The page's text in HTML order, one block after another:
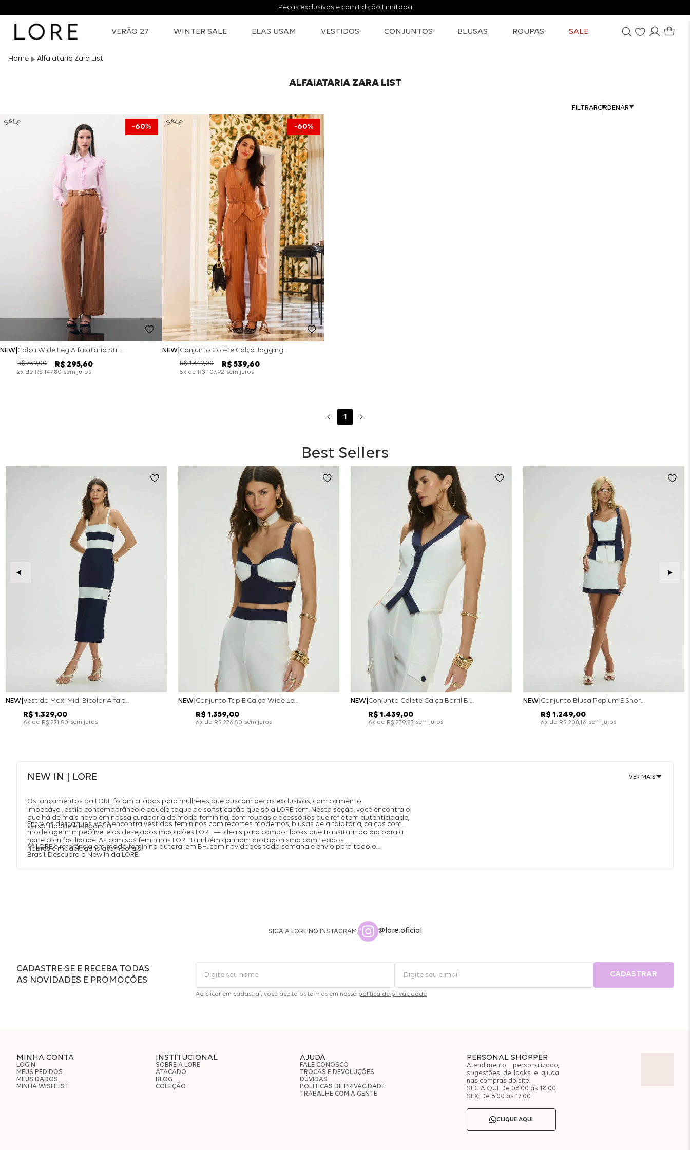
Peças exclusivas e com Edição Limitada
VERÃO 27 WINTER SALE ELAS USAM VESTIDOS CONJUNTOS BLUSAS ROUPAS SALE
Alfaiataria Zara List
ALFAIATARIA ZARA LIST
FILTRAR
60%
NEW Calça Wide Leg Alfaiataria Stripe - Camel
R$ 739,00 R$ 295,60
2x de R$ 147,80 sem juros
60%
NEW Conjunto Colete Calça Jogging Alfaiataria Stripe - Camel
R$ 1.349,00 R$ 539,60
5x de R$ 107,92 sem juros
1
Best Sellers
NEW Vestido Maxi Midi Bicolor Alfaitaria Navy - Marinho
R$ 1 .329,00
6x de R$ 221 ,50 sem juros
NEW Conjunto Top E Calça Wide Leg Bicolor Alfaitaria - Off White
R$ 1 .359,00
6x de R$ 226,50 sem juros
NEW Conjunto Colete Calça Barril Bicolor Alfaiataria - Off White
R$ 1 .439,00
6x de R$ 239,83 sem juros
NEW Conjunto Blusa Peplum E Short Saia Bicolor - Off White
R$ 1 .249,00
6x de R$ 208,16 sem juros
NEW IN | LORE VER MAIS
Os lançamentos da LORE foram criados para mulheres que buscam peças exclusivas, com caimento
impecável, estilo contemporâneo e aquele toque de sofisticação que só a LORE tem. Nesta seção, você encontra o
que há de mais novo em nossa curadoria de moda feminina, com roupas e acessórios que refletem autenticidade,
versatilidade e elegância.
Entre os destaques, você encontra vestidos femininos com recortes modernos, blusas de alfaiataria, calças com
modelagem impecável e os desejados macacões LORE — ideais para compor looks que transitam do dia para a
noite com facilidade. As camisas femininas LORE também ganham protagonismo com tecidos
nobres e modelagens atemporais.
💜 LORE é referência em moda feminina autoral em BH, com novidades toda semana e envio para todo o
Brasil. Descubra o New In da LORE.
SIGA A LORE NO INSTAGRAM: @lore.oficial
CADASTRE-SE E RECEBA TODAS
AS NOVIDADES E PROMOÇÕES
CADASTRAR
Ao clicar em cadastrar, você aceita os termos em nossa política de privacidade
MINHA CONTA
LOGIN
MEUS PEDIDOS
MEUS DADOS
MINHA WISHLIST
INSTITUCIONAL
SOBRE A LORE
ATACADO
BLOG
COLEÇÃO
AJUDA
FALE CONOSCO
TROCAS E DEVOLUÇÕES
DÚVIDAS
POLÍTICAS DE PRIVACIDADE
TRABALHE COM A GENTE
PERSONAL SHOPPER
Atendimento personalizado,
sugestões de looks e ajuda
nas compras do site.
SEG A QUI: De 08:00 às 18:00
SEX: De 8:00 às 17:00
CLIQUE AQUI